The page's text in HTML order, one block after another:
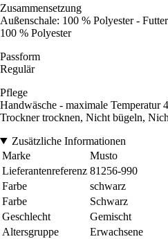
Zusammensetzung
Außenschale: 100 % Polyester -
100 % Polyester
Passform
Regulär
Pflege
Handwäsche - maximale Temperatur
Trockner trocknen, Nicht bügeln,
Zusätzliche Informationen
Marke
Musto
Lieferantenreferenz 81256-990
Farbe
schwarz
Farbe
Schwarz
Geschlecht
Gemischt
Altersgruppe
Erwachsene